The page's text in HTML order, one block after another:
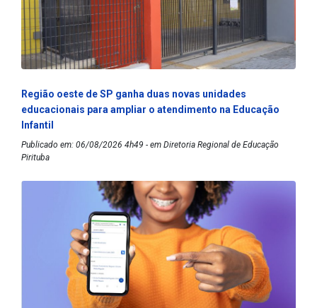
Região oeste de SP ganha duas novas unidades
educacionais para ampliar o atendimento na Educação
Infantil
Publicado em: 06/08/2026 4h49 - em Diretoria Regional de Educação
Pirituba